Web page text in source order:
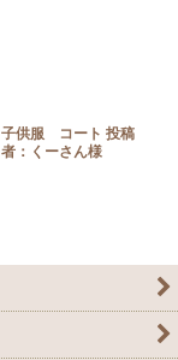
子供服 コート 投稿
者：くーさん様